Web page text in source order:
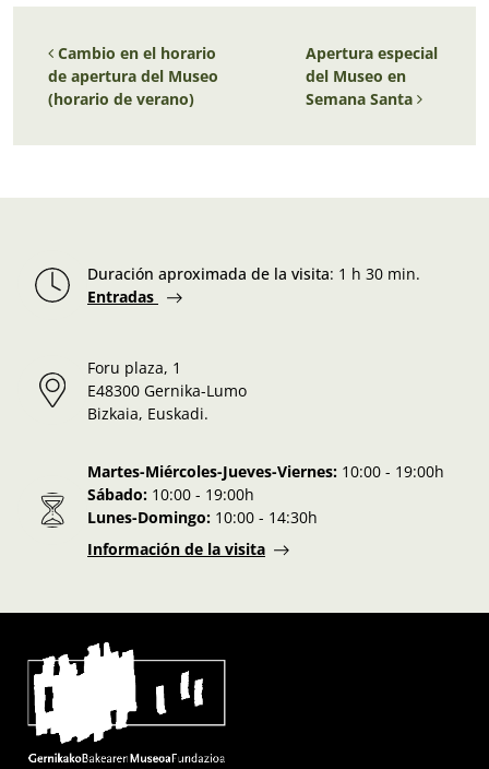
Navegación de entradas
Cambio en el horario
de apertura del Museo
(horario de verano)
Apertura especial
del Museo en
Semana Santa
Duración aproximada de la visita: 1 h 30 min.
Entradas
Foru plaza, 1
E48300 Gernika-Lumo
Bizkaia, Euskadi.
Martes-Miércoles-Jueves-Viernes: 10:00 - 19:00h
Sábado: 10:00 - 19:00h
Lunes-Domingo: 10:00 - 14:30h
Información de la visita